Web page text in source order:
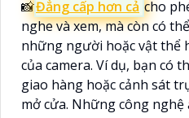
📸Đẳng cấp hơn cả cho
nghe và xem, mà còn có
những người hoặc vật thể
của camera. Ví dụ, bạn có
giao hàng hoặc cảnh sát
mở cửa. Những công